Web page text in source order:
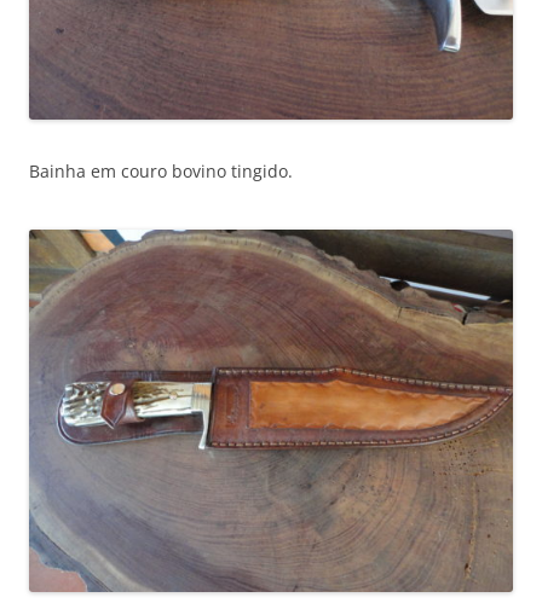
Bainha em couro bovino tingido.